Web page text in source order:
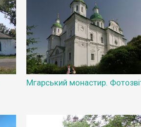
Мгарський монастир.